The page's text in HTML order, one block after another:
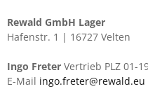
Rewald GmbH Lager
Hafenstr. 1 | 16727 Velten
Ingo Freter Vertrieb PLZ 01-
E-Mail ingo.freter@rewald.eu